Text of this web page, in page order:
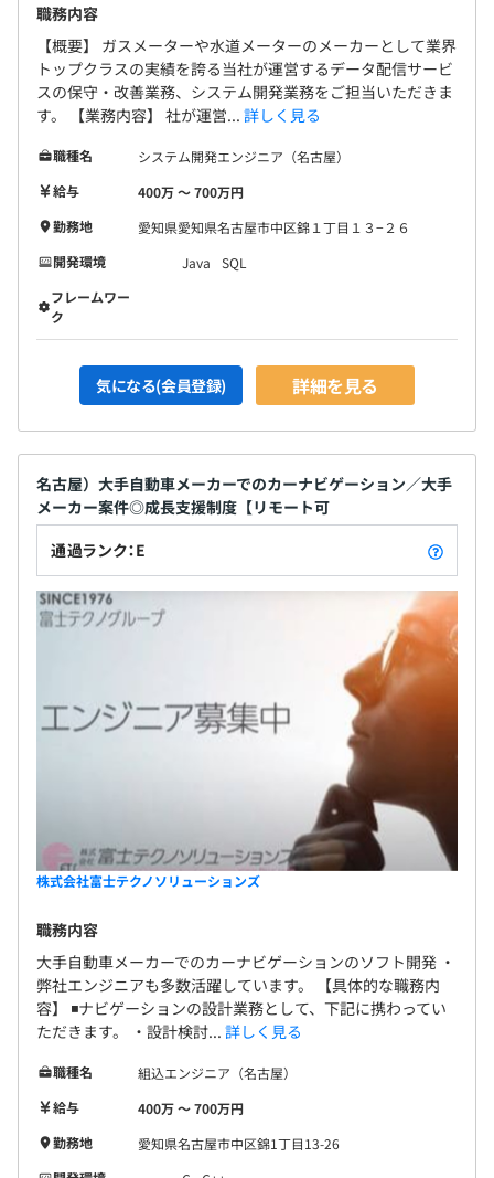
職務内容
【概要】 ガスメーターや水道メーターのメーカーとして業界
トップクラスの実績を誇る当社が運営するデータ配信サービ
スの保守・改善業務、システム開発業務をご担当いただきま
す。 【業務内容】 社が運営... 詳しく見る
職種名
システム開発エンジニア（名古屋）
給与
400万 〜 700万円
勤務地
愛知県愛知県名古屋市中区錦１丁目１３−２６
開発環境
Java
SQL
フレームワー
ク
気になる(会員登録) 詳細を見る
名古屋）大手自動車メーカーでのカーナビゲーション／大手
メーカー案件◎成長支援制度【リモート可
通過ランク：E
株式会社富士テクノソリューションズ
職務内容
大手自動車メーカーでのカーナビゲーションのソフト開発 ・
弊社エンジニアも多数活躍しています。 【具体的な職務内
容】 ◾️ナビゲーションの設計業務として、下記に携わってい
ただきます。 ・設計検討... 詳しく見る
職種名
組込エンジニア（名古屋）
給与
400万 〜 700万円
勤務地
愛知県名古屋市中区錦1丁目13-26